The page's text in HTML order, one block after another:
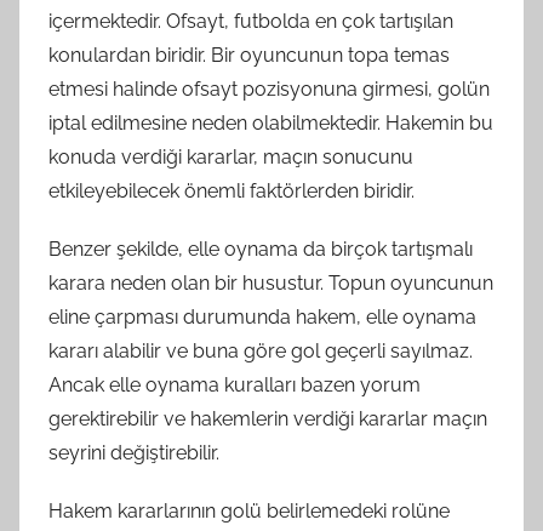
içermektedir. Ofsayt, futbolda en çok tartışılan
konulardan biridir. Bir oyuncunun topa temas
etmesi halinde ofsayt pozisyonuna girmesi, golün
iptal edilmesine neden olabilmektedir. Hakemin bu
konuda verdiği kararlar, maçın sonucunu
etkileyebilecek önemli faktörlerden biridir.
Benzer şekilde, elle oynama da birçok tartışmalı
karara neden olan bir husustur. Topun oyuncunun
eline çarpması durumunda hakem, elle oynama
kararı alabilir ve buna göre gol geçerli sayılmaz.
Ancak elle oynama kuralları bazen yorum
gerektirebilir ve hakemlerin verdiği kararlar maçın
seyrini değiştirebilir.
Hakem kararlarının golü belirlemedeki rolüne